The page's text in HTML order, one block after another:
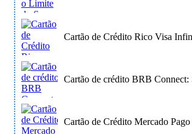
Cartão de Crédito Rico Visa
Cartão de crédito BRB Connect:
Cartão de Crédito Mercado